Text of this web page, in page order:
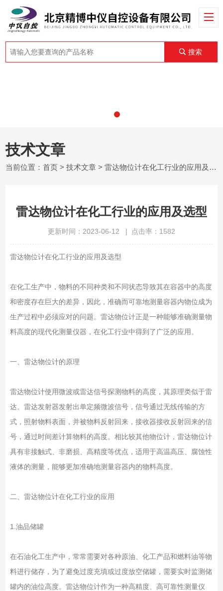
搜索
技术文章
当前位置：首页 >技术文章 > 雷达物位计在化工行业的应用及选型
雷达物位计在化工行业的应用及选型
更新时间：2023-06-12 | 点击率：1582
雷达物位计在化工行业的应用及选型
在化工生产中，物料的不同种类和不同状态导致其在容器中的高度
和密度存在巨大的差异，因此，准确而可靠地测量容器内物位成为
生产过程中必须应对的问题。雷达物位计正是一种能够准确测量物
料高度的现代化测量仪器，在化工行业中得到了广泛的应用。
一、雷达物位计的原理
雷达物位计使用微波或雷达信号探测物料的高度，其原理类似于雷
达。雷达发射器发射出单定频微波信号，信号通过无线传输的方
式，照射物料表面，并被物料反射回来，接收器接收反射回来的信
号，通过时间差计算物料的高度。相比较其他物位计，雷达物位计
具有非接触式、非磨损、高精度等优点，适用于高温高压、腐蚀性
液体的测量，能够更加准确地测量容器内的物料高度。
二、雷达物位计在化工行业的应用
1.油品储罐
在石油化工生产中，常常需要对各种原油、化工产品和燃料油等物
料进行储存，为了避免过度充填或过度放空储罐，需要实时监测储
罐内的油位高度。雷达物位计作为一种高精度、高可靠性测量仪